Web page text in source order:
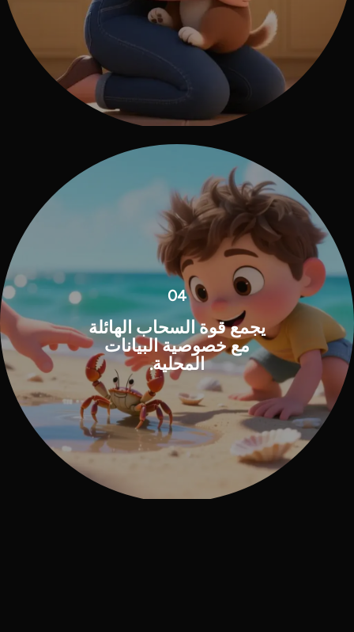
04
يجمع قوة السحاب الهائلة
مع خصوصية البيانات
المحلية.